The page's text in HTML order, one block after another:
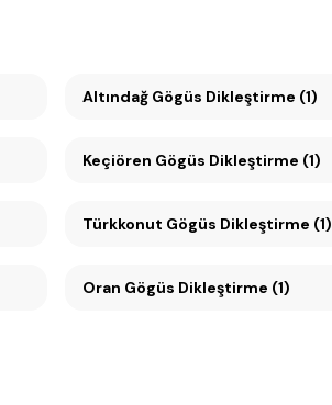
Altındağ Gögüs Dikleştirme (1)
Keçiören Gögüs Dikleştirme (1)
Türkkonut Gögüs Dikleştirme (1)
Oran Gögüs Dikleştirme (1)